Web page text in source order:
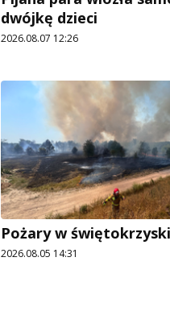
dwójkę dzieci
2026.08.07 12:26
Pożary w
2026.08.05 14:31